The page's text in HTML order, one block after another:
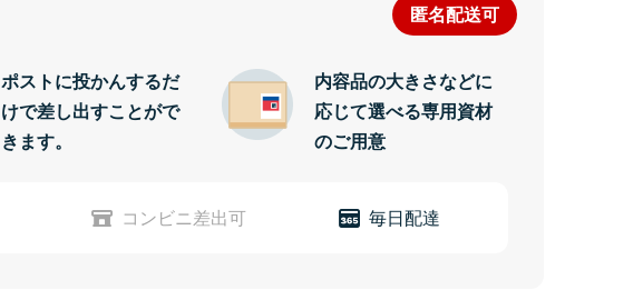
匿名配送可
ポストに投かんするだ
けで差し出すことがで
きます。
内容品の大きさなどに
応じて選べる専用資材
のご用意
コンビニ差出可 毎日配達